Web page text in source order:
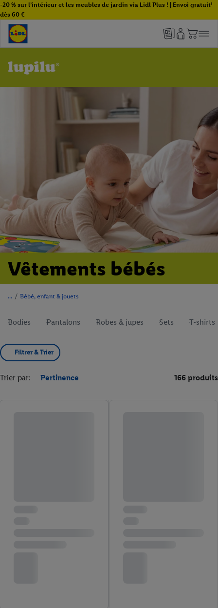
-20 % sur l’intérieur et les meubles de jardin via Lidl Plus ! | Envoi gratuit¹
dès 60 €
Vêtements bébés
/ Bébé, enfant & jouets
Bodies Pantalons Robes & jupes Sets T-shirts
Filtrer & Trier
Trier par: Pertinence 166 produits